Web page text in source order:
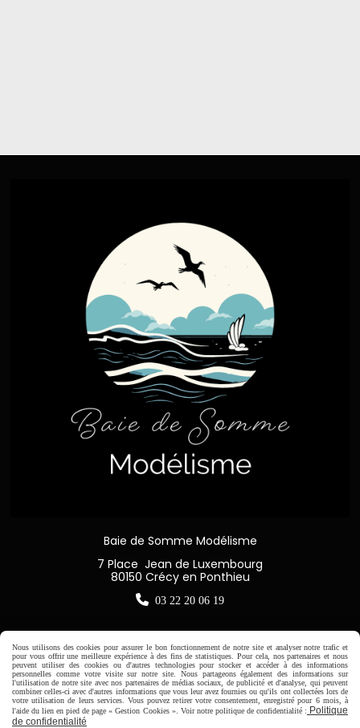
Baie de Somme Modélisme
7 Place Jean de Luxembourg
80150 Crécy en Ponthieu
 03 22 20 06 19
Horaire d'ouverture:
Du Mardi au Samedi de
9H00 - 12H30 / 14H00-18H30
Nous utilisons des cookies pour assurer le bon fonctionnement de notre site et analyser notre trafic et
pour vous offrir une meilleure expérience à des fins de statistiques. Pour cela, nos partenaires et nous
peuvent utiliser des cookies ou d'autres technologies pour stocker et accéder à des informations
personnelles comme votre visite sur notre site. Nous partageons également des informations sur
l'utilisation de notre site avec nos partenaires de médias sociaux, de publicité et d'analyse, qui peuvent
combiner celles-ci avec d'autres informations que vous leur avez fournies ou qu'ils ont collectées lors de
votre utilisation de leurs services. Vous pouvez retirer votre consentement, enregistré pour 6 mois, à
l'aide du lien en pied de page « Gestion Cookies ». Voir notre politique de confidentialité : Politique
de confidentialité